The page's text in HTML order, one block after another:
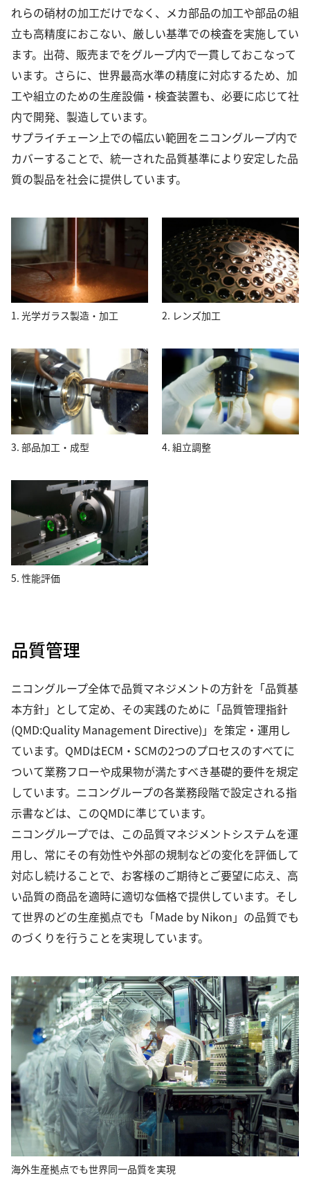
れらの硝材の加工だけでなく、メカ部品の加工や部品の組
立も高精度におこない、厳しい基準での検査を実施してい
ます。出荷、販売までをグループ内で一貫しておこなって
います。さらに、世界最高水準の精度に対応するため、加
工や組立のための生産設備・検査装置も、必要に応じて社
内で開発、製造しています。
サプライチェーン上での幅広い範囲をニコングループ内で
カバーすることで、統一された品質基準により安定した品
質の製品を社会に提供しています。
1. 光学ガラス製造・加工 2. レンズ加工
3. 部品加工・成型 4. 組立調整
5. 性能評価
品質管理
ニコングループ全体で品質マネジメントの方針を「品質基
本方針」として定め、その実践のために「品質管理指針
(QMD:Quality Management Directive)」を策定・運用し
ています。QMDはECM・SCMの2つのプロセスのすべてに
ついて業務フローや成果物が満たすべき基礎的要件を規定
しています。ニコングループの各業務段階で設定される指
示書などは、このQMDに準じています。
ニコングループでは、この品質マネジメントシステムを運
用し、常にその有効性や外部の規制などの変化を評価して
対応し続けることで、お客様のご期待とご要望に応え、高
い品質の商品を適時に適切な価格で提供しています。そし
て世界のどの生産拠点でも「Made by Nikon」の品質でも
のづくりを行うことを実現しています。
海外生産拠点でも世界同一品質を実現